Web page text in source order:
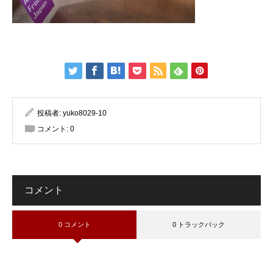
投稿者: yuko8029-10
コメント: 0
コメント
0 コメント 0 トラックバック